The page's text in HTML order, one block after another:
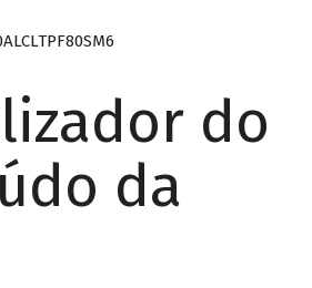
do
da